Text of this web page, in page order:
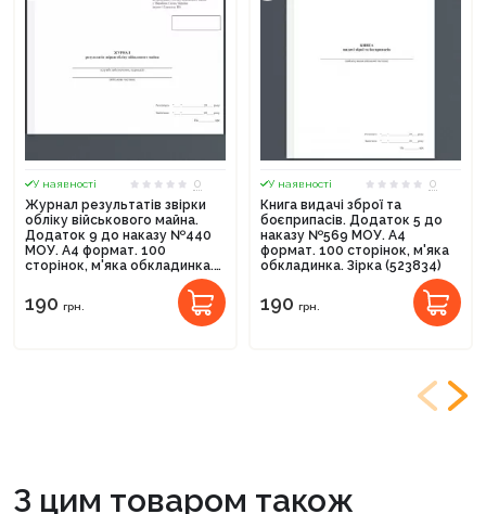
У наявності
0
Журнал результатів звірки
обліку військового майна.
Додаток 9 до наказу №440
МОУ. А4 формат. 100
сторінок, м'яка обкладинка.
190 грн.
У наявності
0
Книга видачі зброї та
боєприпасів. Додаток 5 до
наказу №569 МОУ. А4
формат. 100 сторінок, м'яка
обкладинка. Зірка (523834)
190 грн.
З цим товаром також